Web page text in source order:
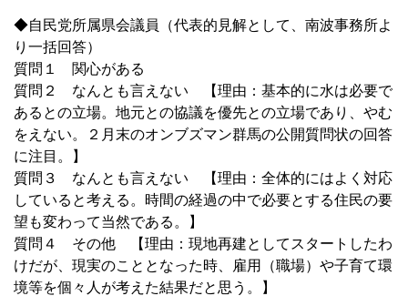
◆自民党所属県会議員（代表的見解として、南波事務所よ
り一括回答）
質問１ 関心がある
質問２ なんとも言えない 【理由：基本的に水は必要で
あるとの立場。地元との協議を優先との立場であり、やむ
をえない。２月末のオンブズマン群馬の公開質問状の回答
に注目。】
質問３ なんとも言えない 【理由：全体的にはよく対応
していると考える。時間の経過の中で必要とする住民の要
望も変わって当然である。】
質問４ その他 【理由：現地再建としてスタートしたわ
けだが、現実のこととなった時、雇用（職場）や子育て環
境等を個々人が考えた結果だと思う。】